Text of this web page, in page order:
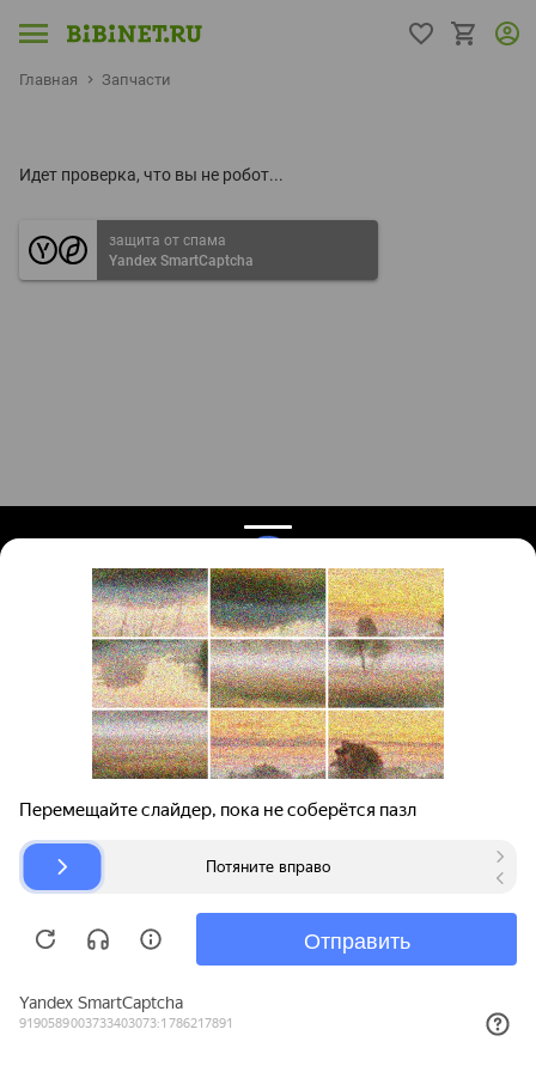
Главная Запчасти
Идет проверка, что вы не робот...
защита от спама
Yandex SmartCaptcha
Поиск запчастей
Для автокомпаний
Авторазборки
О проекте
Помощь
Карта сайта
© bibinet.ru - система поиска запчастей,
Copyright 2010-2026 Все права защищены